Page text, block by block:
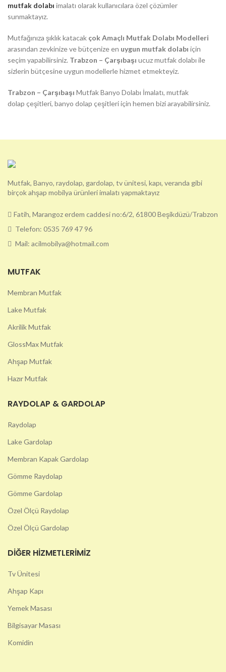
mutfak dolabı imalatı olarak kullanıcılara özel çözümler
sunmaktayız.
Mutfağınıza şıklık katacak çok Amaçlı Mutfak Dolabı Modelleri
arasından zevkinize ve bütçenize en uygun mutfak dolabı için
seçim yapabilirsiniz. Trabzon – Çarşıbaşı ucuz mutfak dolabı ile
sizlerin bütçesine uygun modellerle hizmet etmekteyiz.
Trabzon – Çarşıbaşı Mutfak Banyo Dolabı İmalatı, mutfak
dolap çeşitleri, banyo dolap çeşitleri için hemen bizi arayabilirsiniz.
Mutfak, Banyo, raydolap, gardolap, tv ünitesi, kapı, veranda gibi
birçok ahşap mobilya ürünleri imalatı yapmaktayız
Fatih, Marangoz erdem caddesi no:6/2, 61800 Beşikdüzü/Trabzon
Telefon: 0535 769 47 96
Mail: acilmobilya@hotmail.com
MUTFAK
Membran Mutfak
Lake Mutfak
Akrilik Mutfak
GlossMax Mutfak
Ahşap Mutfak
Hazır Mutfak
RAYDOLAP & GARDOLAP
Raydolap
Lake Gardolap
Membran Kapak Gardolap
Gömme Raydolap
Gömme Gardolap
Özel Ölçü Raydolap
Özel Ölçü Gardolap
DIĞER HIZMETLERIMIZ
Tv Ünitesi
Ahşap Kapı
Yemek Masası
Bilgisayar Masası
Komidin